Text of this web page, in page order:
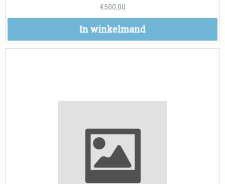
€500,00
In winkelmand